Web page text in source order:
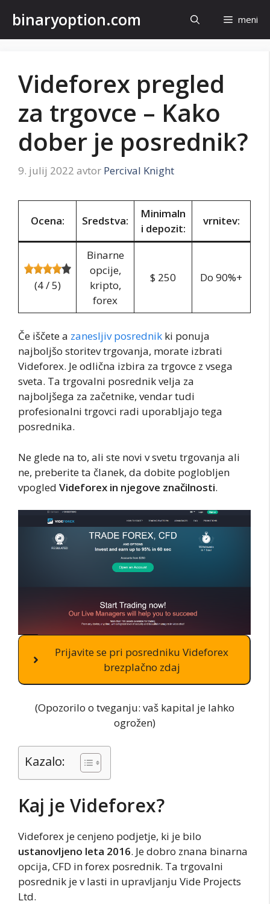
vsebino
binaryoption.com meni
Videforex pregled
za trgovce – Kako
dober je posrednik?
9. julij 2022 avtor Percival Knight
Ocena: Sredstva:
Minimaln
i depozit:
vrnitev:
(4 / 5)
Binarne
opcije,
kripto,
forex
$ 250 Do 90%+
Če iščete a zanesljiv posrednik ki ponuja
najboljšo storitev trgovanja, morate izbrati
Videforex. Je odlična izbira za trgovce z vsega
sveta. Ta trgovalni posrednik velja za
najboljšega za začetnike, vendar tudi
profesionalni trgovci radi uporabljajo tega
posrednika.
Ne glede na to, ali ste novi v svetu trgovanja ali
ne, preberite ta članek, da dobite poglobljen
vpogled Videforex in njegove značilnosti.
Prijavite se pri posredniku Videforex
brezplačno zdaj
(Opozorilo o tveganju: vaš kapital je lahko
ogrožen)
Kazalo:
Kaj je Videforex?
Videforex je cenjeno podjetje, ki je bilo
ustanovljeno leta 2016. Je dobro znana binarna
opcija, CFD in forex posrednik. Ta trgovalni
posrednik je v lasti in upravljanju Vide Projects
Ltd.